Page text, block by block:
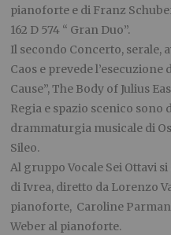
pianoforte e di Franz
162 D 574 “ Gran Duo”.
Il secondo Concerto, serale,
Caos e prevede
Cause”, The Body of Julius
Regia e spazio scenico sono
drammaturgia musicale di
Sileo.
Al gruppo Vocale Sei Ottavi
di Ivrea, diretto da Lorenzo
pianoforte, Caroline
Weber al pianoforte.